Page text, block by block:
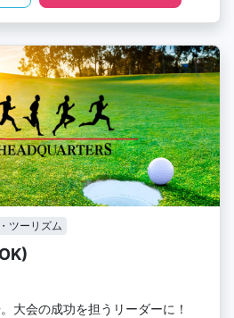
ツーリズム
大会の成功を担うリーダーに！